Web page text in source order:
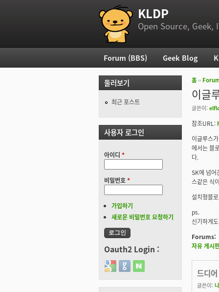
부 메뉴 KLDP
Open Source, Geek,
현재 위
홈 ››
이글
글쓴이:
참조URL:
이글루스
에서는 블
다.
SK에 넘어
스같은 식
설치형블
ps.
신기하게
Forums:
자유 게시
드디
글쓴이:
주 메뉴
Forum (BBS) Geek Blog
둘러보기
최근 포스트
사용자 로그인
아이디 *
비밀번호*
가입하기
새로운 비밀번호 요청하기
Oauth2 Login :
Login with Google
Login with GitHub
Login with Naver